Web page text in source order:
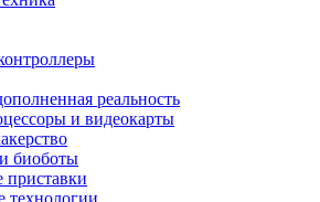
реальность
и видеокарты
биоботы